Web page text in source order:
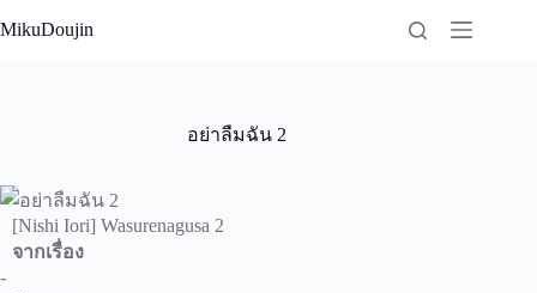
to
MikuDoujin
อย่าลืมฉัน 2
[Nishi Iori] Wasurenagusa 2
จากเรื่อง
-